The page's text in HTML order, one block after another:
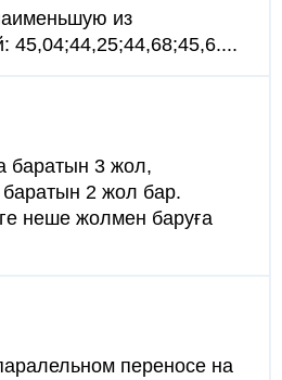
из
45,04;44,25;44,68;45,6....
баратын 3 жол,
баратын 2 жол бар.
неше жолмен баруға
переносе на